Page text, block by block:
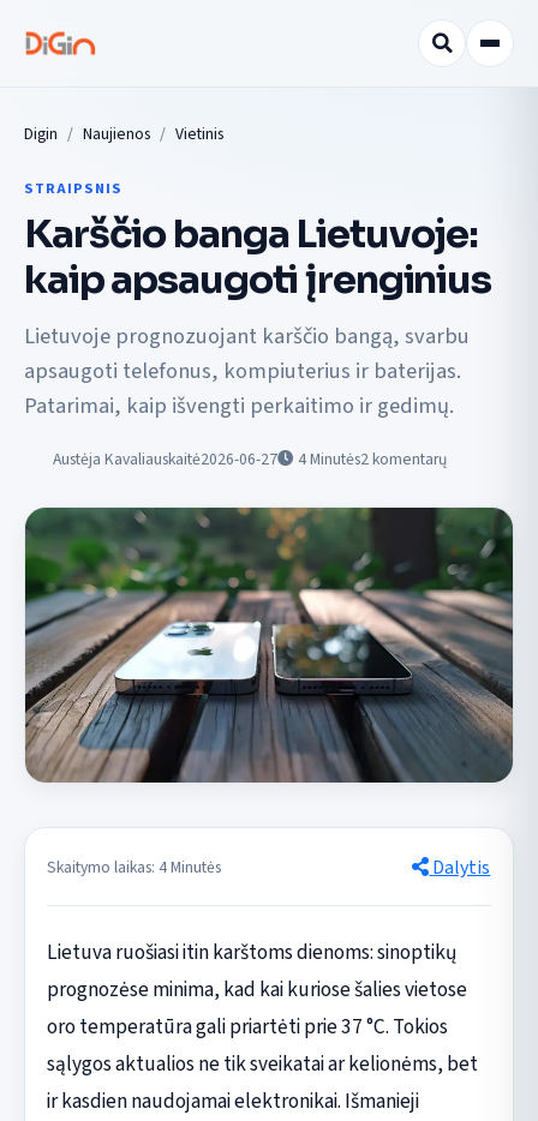
Digin Naujienos Vietinis
STRAIPSNIS
Karščio banga Lietuvoje:
kaip apsaugoti įrenginius
Lietuvoje prognozuojant karščio bangą, svarbu
apsaugoti telefonus, kompiuterius ir baterijas.
Patarimai, kaip išvengti perkaitimo ir gedimų.
Austėja Kavaliauskaitė2026-06-27 4Minutės2 komentarų
Skaitymo laikas: 4 Minutės Dalytis
Lietuva ruošiasi itin karštoms dienoms: sinoptikų
prognozėse minima, kad kai kuriose šalies vietose
oro temperatūra gali priartėti prie 37 °C. Tokios
sąlygos aktualios ne tik sveikatai ar kelionėms, bet
ir kasdien naudojamai elektronikai. Išmanieji